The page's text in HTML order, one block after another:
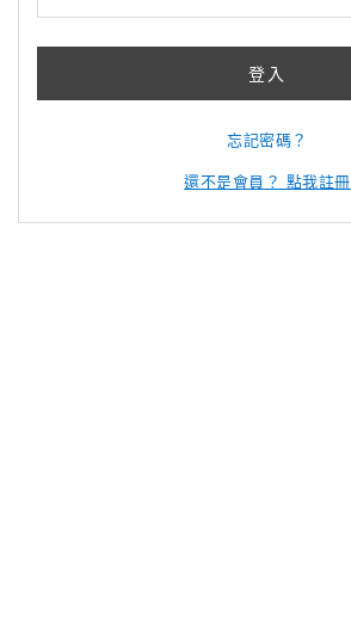
登入
忘記密碼？
還不是會員？ 點我註冊